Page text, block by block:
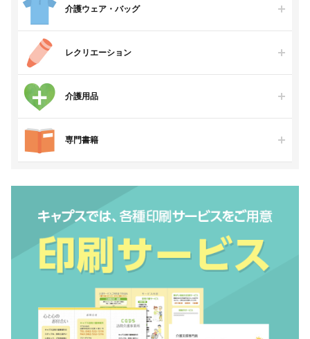
介護ウェア・バッグ
レクリエーション
介護用品
専門書籍